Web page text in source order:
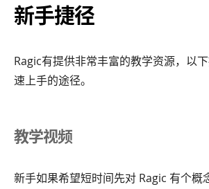
新手捷径
Ragic有提供非常丰富的教学资源，以
速上手的途径。
教学视频
新手如果希望短时间先对 Ragic 有个概